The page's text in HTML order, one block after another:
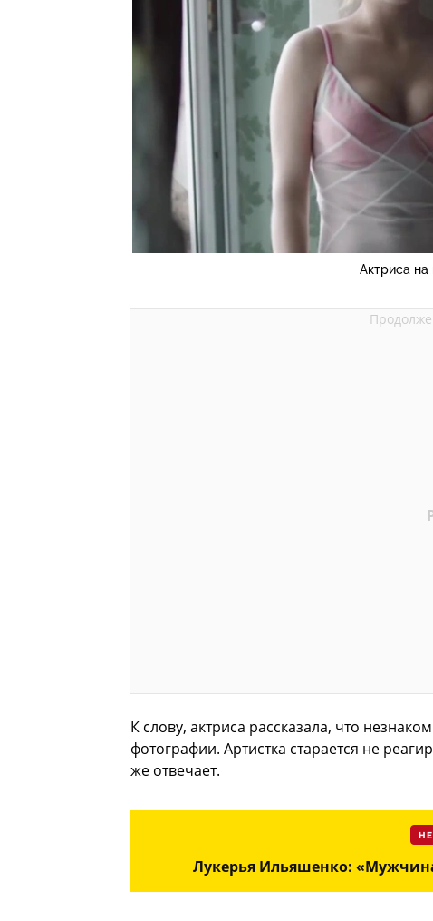
Актриса на
К слову, актриса рассказала, что
фотографии. Артистка старается не
же отвечает.
Лукерья Ильяшенко: